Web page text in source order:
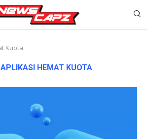
Kuota
APLIKASI HEMAT KUOTA